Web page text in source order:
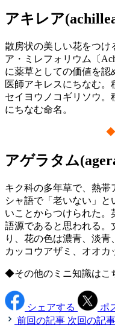
アキレア
散房状の美しい花をつけ
ア・ミレフォリウム〔
に薬草としての価値を
医師アキレスにちなむ
セイヨウノコギリソウ
にちなむ命名。
アゲラタム
キク科の多年草で、熱帯
シャ語で「老いない」
いことからつけられた。
語源であると思われる。
り、花の色は濃青、淡
カッコウアザミ、オオカ
◆その他のミニ知識はこ
シェアする
ポ
前回の記事 次回の記事